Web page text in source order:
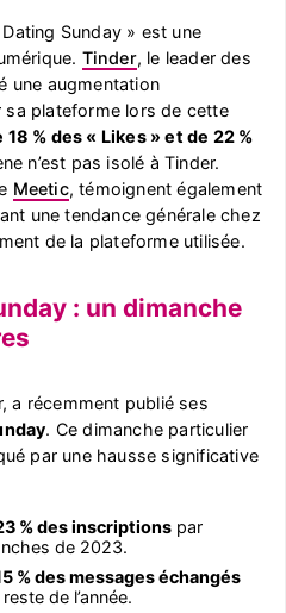
Sunday » est une
Tinder, le leader des
une augmentation
sa plateforme lors de cette
% des « Likes » et de 22 %
n’est pas isolé à Tinder.
Meetic, témoignent également
une tendance générale chez
de la plateforme utilisée.
: un dimanche
a récemment publié ses
. Ce dimanche particulier
par une hausse significative
% des inscriptions par
de 2023.
% des messages échangés
de l’année.